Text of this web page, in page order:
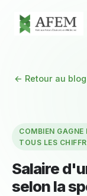
← Retour au blog
COMBIEN GAGNE
TOUS LES
Salaire
selon la